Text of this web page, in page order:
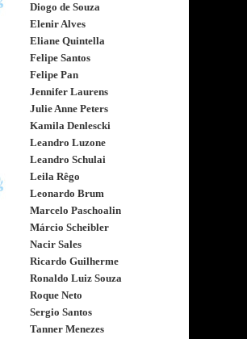
Diogo de Souza
Elenir Alves
Eliane Quintella
Felipe Santos
Felipe Pan
Jennifer Laurens
Julie Anne Peters
Kamila Denlescki
Leandro Luzone
Leandro Schulai
Leila Rêgo
Leonardo Brum
Marcelo Paschoalin
Márcio Scheibler
Nacir Sales
Ricardo Guilherme
Ronaldo Luiz Souza
Roque Neto
Sergio Santos
Tanner Menezes